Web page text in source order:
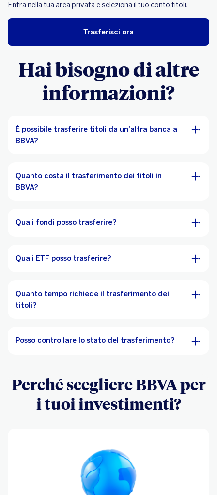
Entra nella tua area privata e seleziona il tuo conto titoli.
Trasferisci ora
Hai bisogno di altre
informazioni?
È possibile trasferire titoli da un'altra banca a
BBVA?
Quanto costa il trasferimento dei titoli in
BBVA?
Quali fondi posso trasferire?
Quali ETF posso trasferire?
Quanto tempo richiede il trasferimento dei
titoli?
Posso controllare lo stato del trasferimento?
Perché scegliere BBVA per
i tuoi investimenti?